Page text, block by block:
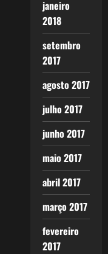
janeiro
2018
setembro
2017
agosto 2017
julho 2017
junho 2017
maio 2017
abril 2017
março 2017
fevereiro
2017